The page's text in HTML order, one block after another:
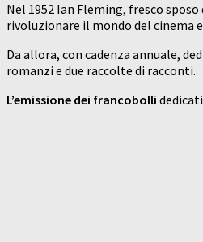
Nel 1952 Ian Fleming, fresco
rivoluzionare il mondo del cinema
Da allora, con cadenza annuale,
romanzi e due raccolte di racconti.
L’emissione dei francobolli